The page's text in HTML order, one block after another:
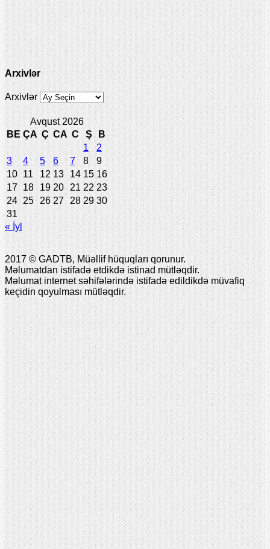
Arxivlər
Arxivlər
Avqust 2026
BE ÇA Ç CA C Ş
B
1
2
3
4 5 6 7 8
9
10 11 12 13 14 15 16
17 18 19 20 21 22 23
24 25 26 27 28 29 30
31
« İyl
2017 © GADTB, Müəllif hüquqları qorunur.
Məlumatdan istifadə etdikdə istinad mütləqdir.
Məlumat internet səhifələrində istifadə edildikdə müvafiq
keçidin qoyulması mütləqdir.